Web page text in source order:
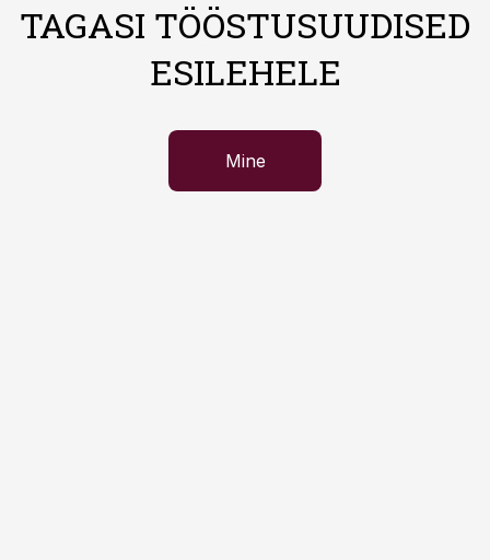
TAGASI TÖÖSTUSUUDISED
ESILEHELE
Mine